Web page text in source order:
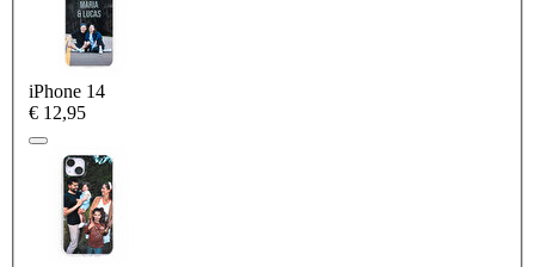
iPhone 14
€ 12,95